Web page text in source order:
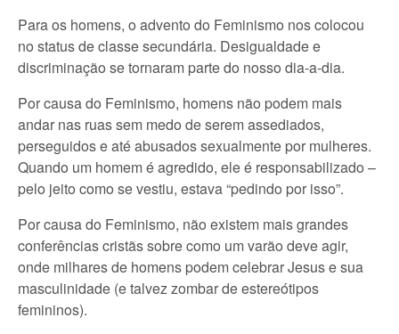
Para os homens, o advento do Feminismo nos colocou
no status de classe secundária. Desigualdade e
discriminação se tornaram parte do nosso dia-a-dia.
Por causa do Feminismo, homens não podem mais
andar nas ruas sem medo de serem assediados,
perseguidos e até abusados sexualmente por mulheres.
Quando um homem é agredido, ele é responsabilizado –
pelo jeito como se vestiu, estava “pedindo por isso”.
Por causa do Feminismo, não existem mais grandes
conferências cristãs sobre como um varão deve agir,
onde milhares de homens podem celebrar Jesus e sua
masculinidade (e talvez zombar de estereótipos
femininos).